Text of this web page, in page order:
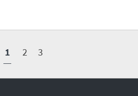
1 2 3